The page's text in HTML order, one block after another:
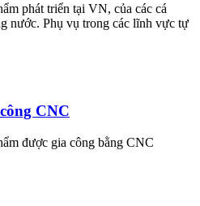
phát triển tại VN, của các cá
nước. Phụ vụ trong các lĩnh vực tự
CNC
được gia công bằng CNC